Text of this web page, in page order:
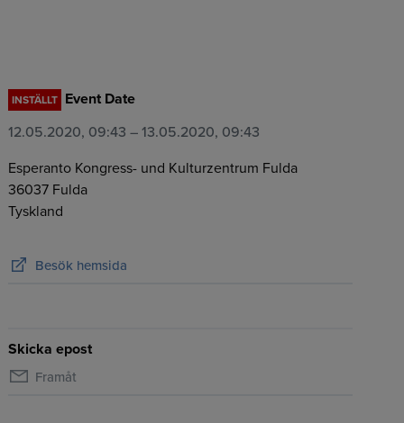
INSTÄLLT
Event Date
12.05.2020, 09:43 – 13.05.2020, 09:43
Esperanto Kongress- und Kulturzentrum Fulda
36037 Fulda
Tyskland
Besök hemsida
Skicka epost
Framåt